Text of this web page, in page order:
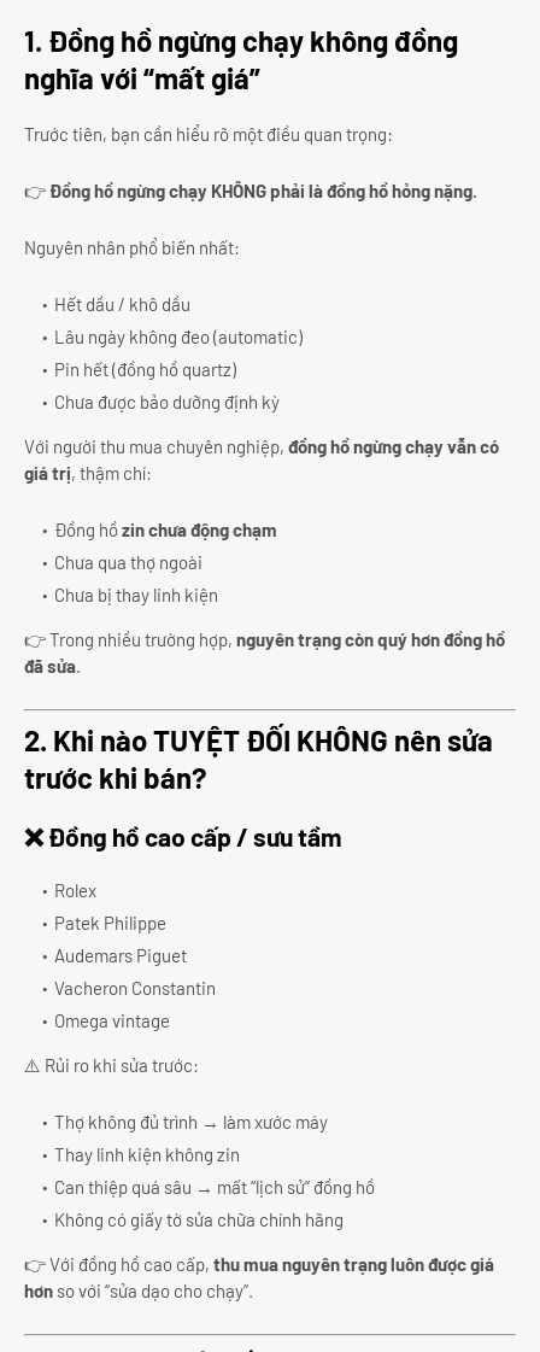
1. Đồng hồ ngừng chạy không đồng
nghĩa với “mất giá”
Trước tiên, bạn cần hiểu rõ một điều quan trọng:
👉 Đồng hồ ngừng chạy KHÔNG phải là đồng hồ hỏng nặng.
Nguyên nhân phổ biến nhất:
Hết dầu / khô dầu
Lâu ngày không đeo (automatic)
Pin hết (đồng hồ quartz)
Chưa được bảo dưỡng định kỳ
Với người thu mua chuyên nghiệp, đồng hồ ngừng chạy vẫn có
giá trị, thậm chí:
Đồng hồzin chưa động chạm
Chưa qua thợ ngoài
Chưa bị thay linh kiện
👉 Trong nhiều trường hợp, nguyên trạng còn quý hơn đồng hồ
đã sửa.
2. Khi nào TUYỆT ĐỐI KHÔNG nên sửa
trước khi bán?
❌Đồng hồ cao cấp / sưu tầm
Rolex
Patek Philippe
Audemars Piguet
Vacheron Constantin
Omega vintage
⚠️ Rủi ro khi sửa trước:
Thợ không đủ trình → làm xước máy
Thay linh kiện không zin
Can thiệp quá sâu → mất “lịch sử” đồng hồ
Không có giấy tờ sửa chữa chính hãng
👉 Với đồng hồ cao cấp, thu mua nguyên trạng luôn được giá
hơn so với “sửa dạo cho chạy”.